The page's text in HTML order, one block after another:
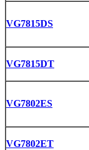
VG7815DS
VG7815DT
VG7802ES
VG7802ET